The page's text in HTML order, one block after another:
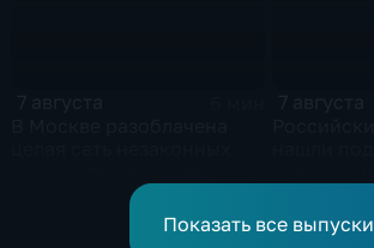
Показать все выпуски